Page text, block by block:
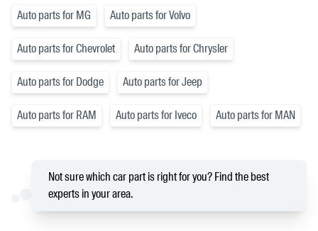
Auto parts for MG Auto parts for Volvo
Auto parts for Chevrolet Auto parts for Chrysler
Auto parts for Dodge Auto parts for Jeep
Auto parts for RAM Auto parts for Iveco Auto parts for MAN
Not sure which car part is right for you? Find the best
experts in your area.